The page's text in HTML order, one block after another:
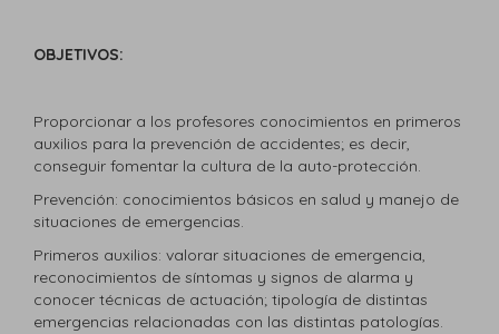
OBJETIVOS:
Proporcionar a los profesores conocimientos en primeros
auxilios para la prevención de accidentes; es decir,
conseguir fomentar la cultura de la auto-protección.
Prevención: conocimientos básicos en salud y manejo de
situaciones de emergencias.
Primeros auxilios: valorar situaciones de emergencia,
reconocimientos de síntomas y signos de alarma y
conocer técnicas de actuación; tipología de distintas
emergencias relacionadas con las distintas patologías.